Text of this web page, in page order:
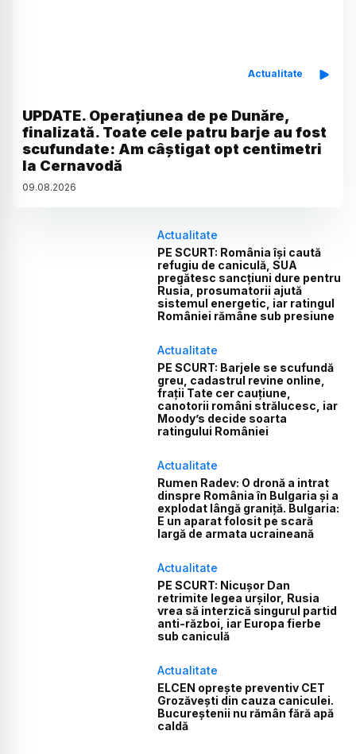
Actualitate
UPDATE. Operațiunea de pe Dunăre,
finalizată. Toate cele patru barje au fost
scufundate: Am câștigat opt centimetri
la Cernavodă
09.08.2026
Actualitate
PE SCURT: România își caută
refugiu de caniculă, SUA
pregătesc sancțiuni dure pentru
Rusia, prosumatorii ajută
sistemul energetic, iar ratingul
României rămâne sub presiune
Actualitate
PE SCURT: Barjele se scufundă
greu, cadastrul revine online,
frații Tate cer cauțiune,
canotorii români strălucesc, iar
Moody’s decide soarta
ratingului României
Actualitate
Rumen Radev: O dronă a intrat
dinspre România în Bulgaria și a
explodat lângă graniță. Bulgaria:
E un aparat folosit pe scară
largă de armata ucraineană
Actualitate
PE SCURT: Nicușor Dan
retrimite legea urșilor, Rusia
vrea să interzică singurul partid
anti-război, iar Europa fierbe
sub caniculă
Actualitate
ELCEN oprește preventiv CET
Grozăvești din cauza caniculei.
Bucureștenii nu rămân fără apă
caldă